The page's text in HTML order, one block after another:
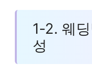
1-2. 웨
성